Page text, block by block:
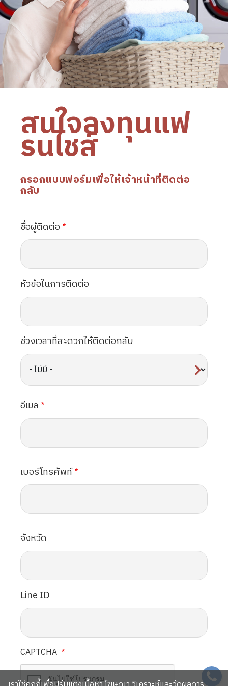
สนใจลงทุนแฟ
รนไชส์
กรอกแบบฟอร์มเพื่อให้เจ้าหน้าที่ติดต่อ
กลับ
ชื่อผู้ติดต่อ
หัวข้อในการติดต่อ
ช่วงเวลาที่สะดวกให้ติดต่อกลับ
อีเมล
เบอร์โทรศัพท์
จังหวัด
Line ID
CAPTCHA
SVG